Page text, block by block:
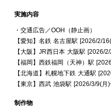
実施内容
・交通広告／OOH（静止画）
【愛知】名鉄 名古屋駅 [2026/2/
【大阪】JR西日本 大阪駅 [2026/
【福岡】西鉄福岡（天神）駅
【北海道】札幌地下鉄 大通駅
【東京】西武 池袋駅 [2026/3/9(月
制作物